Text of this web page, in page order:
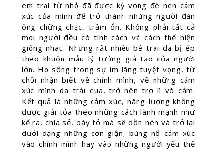
em trai từ nhỏ đã được kỳ vọng đè nén cảm
xúc của mình để trở thành những người đàn
ông chững chạc, trầm ổn. Không phải tất cả
mọi người đều có tính cách và cách thể hiện
giống nhau. Nhưng rất nhiều bé trai đã bị ép
theo khuôn mẫu lý tưởng giả tạo của người
lớn. Họ sống trong sự im lặng tuyệt vọng, từ
chối nhận biết về chính mình, về những cảm
xúc mình đã trải qua, trở nên trơ lì vô cảm.
Kết quả là những cảm xúc, năng lượng không
được giải tỏa theo những cách lành mạnh như
kể ra, chia sẻ, bày tỏ mà sẽ dồn nén và trở lại
dưới dạng những cơn giận, bùng nổ cảm xúc
vào chính mình hay vào những người yếu thế